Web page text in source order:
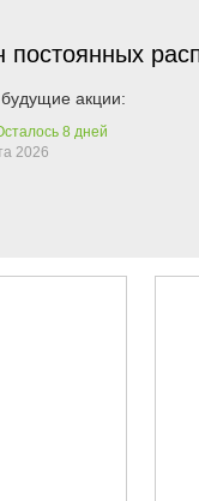
постоянных
акции:
8 дней
2026